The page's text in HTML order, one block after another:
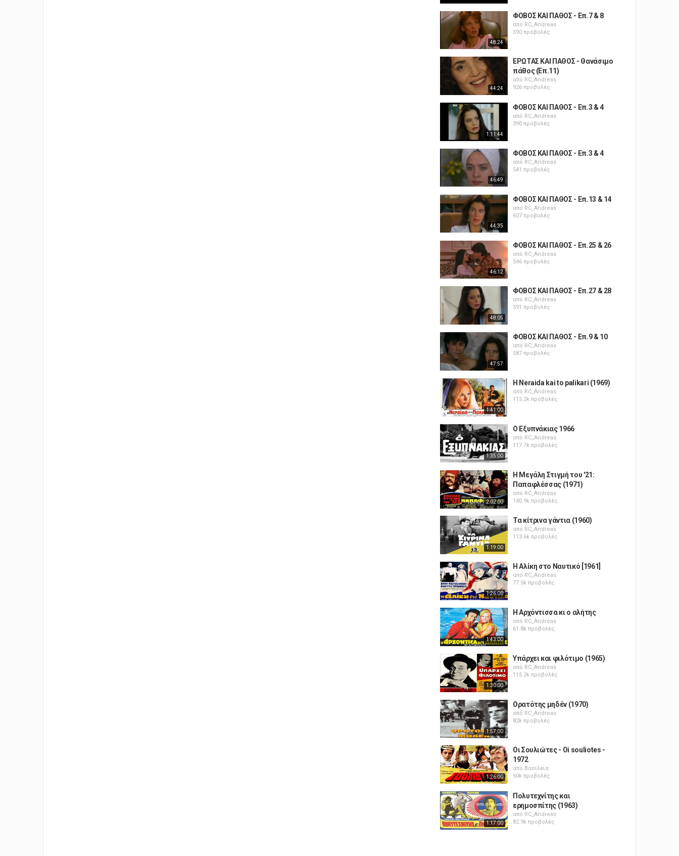
48:24
ΦΟΒΟΣ ΚΑΙ ΠΑΘΟΣ - Επ.7 & 8
από RC_Andreas
590 προβολές
44:24
ΕΡΩΤΑΣ ΚΑΙ ΠΑΘΟΣ - Θανάσιμο
πάθος (Επ.11)
από RC_Andreas
926 προβολές
1:11:44
ΦΟΒΟΣ ΚΑΙ ΠΑΘΟΣ - Επ.3 & 4
από RC_Andreas
390 προβολές
46:49
ΦΟΒΟΣ ΚΑΙ ΠΑΘΟΣ - Επ.3 & 4
από RC_Andreas
541 προβολές
44:35
ΦΟΒΟΣ ΚΑΙ ΠΑΘΟΣ - Επ.13 & 14
από RC_Andreas
607 προβολές
46:12
ΦΟΒΟΣ ΚΑΙ ΠΑΘΟΣ - Επ.25 & 26
από RC_Andreas
546 προβολές
48:05
ΦΟΒΟΣ ΚΑΙ ΠΑΘΟΣ - Επ.27 & 28
από RC_Andreas
591 προβολές
47:57
ΦΟΒΟΣ ΚΑΙ ΠΑΘΟΣ - Επ.9 & 10
από RC_Andreas
587 προβολές
1:41:00
H Neraida kai to palikari (1969)
από RC_Andreas
115.2k προβολές
1:35:00
Ο Εξυπνάκιας 1966
από RC_Andreas
117.7k προβολές
2:02:00
Η Μεγάλη Στιγμή του '21:
Παπαφλέσσας (1971)
από RC_Andreas
140.9k προβολές
1:19:00
Τα κίτρινα γάντια (1960)
από RC_Andreas
113.6k προβολές
1:26:00
Η Αλίκη στο Ναυτικό [1961]
από RC_Andreas
77.5k προβολές
1:43:00
Η Αρχόντισσα κι ο αλήτης
από RC_Andreas
61.8k προβολές
1:30:00
Υπάρχει και φιλότιμο (1965)
από RC_Andreas
115.2k προβολές
1:57:00
Ορατότης μηδέν (1970)
από RC_Andreas
82k προβολές
1:26:00
Οι Σουλιώτες - Oi souliotes -
1972
από Βασιλεία
50k προβολές
1:17:00
Πολυτεχνίτης και
ερημοσπίτης (1963)
από RC_Andreas
82.9k προβολές